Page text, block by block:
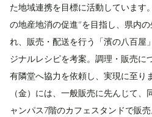
た地域連携を目標に活動しています
の地産地消の促進”を目指し、県内
れ、販売・配送を行う「濱の八百屋
ジナルレシピを考案。調理・販売に
有隣堂へ協力を依頼し、実現に至り
（金）には、一般販売に先んじて
ャンパス7階のカフェスタンドで販